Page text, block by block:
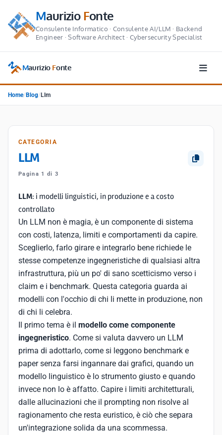
MaurizioFonte
Consulente Informatico · Consulente AI/LLM · Backend
Engineer · Software Architect · Cybersecurity Specialist
Maurizio Fonte
Home/ Blog/ Llm
CATEGORIA
LLM
Pagina 1 di 3
LLM: i modelli linguistici, in produzione e a costo
controllato
Un LLM non è magia, è un componente di sistema
con costi, latenza, limiti e comportamenti da capire.
Sceglierlo, farlo girare e integrarlo bene richiede le
stesse competenze ingegneristiche di qualsiasi altra
infrastruttura, più un po' di sano scetticismo verso i
claim e i benchmark. Questa categoria guarda ai
modelli con l'occhio di chi li mette in produzione, non
di chi li celebra.
Il primo tema è il modello come componente
ingegneristico. Come si valuta davvero un LLM
prima di adottarlo, come si leggono benchmark e
paper senza farsi ingannare dai grafici, quando un
modello linguistico è lo strumento giusto e quando
invece non lo è affatto. Capire i limiti architetturali,
dalle allucinazioni che il prompting non risolve al
ragionamento che resta euristico, è ciò che separa
un'integrazione solida da una scommessa.